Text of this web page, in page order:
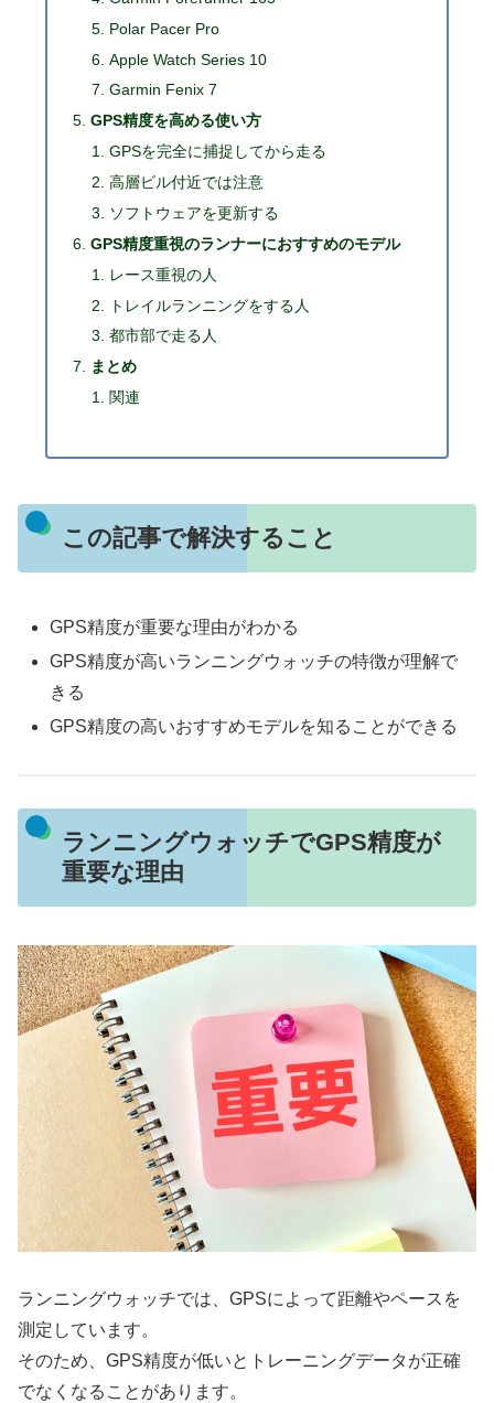
Polar Pacer Pro
Apple Watch Series 10
Garmin Fenix 7
GPS精度を高める使い方
GPSを完全に捕捉してから走る
高層ビル付近では注意
ソフトウェアを更新する
GPS精度重視のランナーにおすすめのモデル
レース重視の人
トレイルランニングをする人
都市部で走る人
まとめ
関連
この記事で解決すること
GPS精度が重要な理由がわかる
GPS精度が高いランニングウォッチの特徴が理解で
きる
GPS精度の高いおすすめモデルを知ることができる
ランニングウォッチでGPS精度が
重要な理由
ランニングウォッチでは、GPSによって距離やペースを
測定しています。
そのため、GPS精度が低いとトレーニングデータが正確
でなくなることがあります。